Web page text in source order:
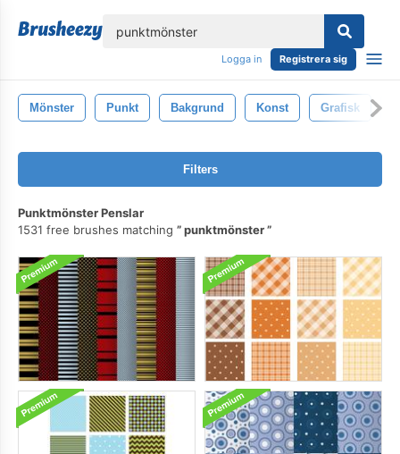
Logga in Registrera sig
Mönster Punkt Bakgrund Konst Grafisk
Filters
Punktmönster Penslar
1531 free brushes matching
punktmönster